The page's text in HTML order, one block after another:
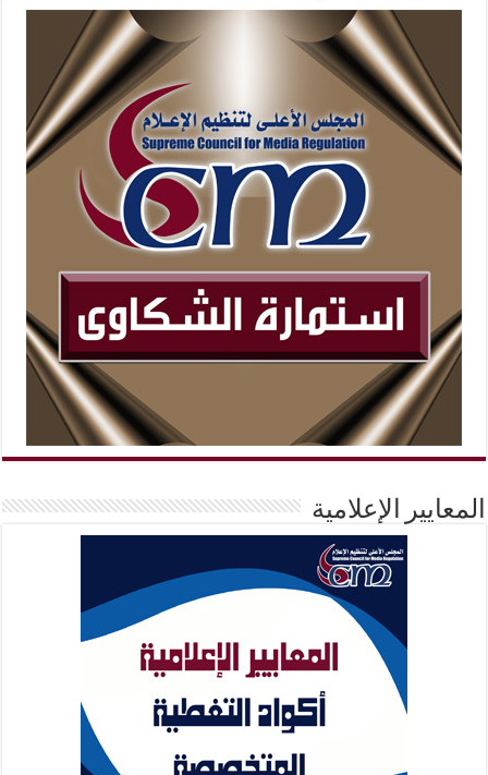
المعايير الإعلامية